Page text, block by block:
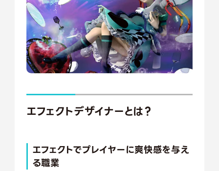
エフェクトデザイナーとは？
エフェクトでプレイヤーに爽快感を与え
る職業